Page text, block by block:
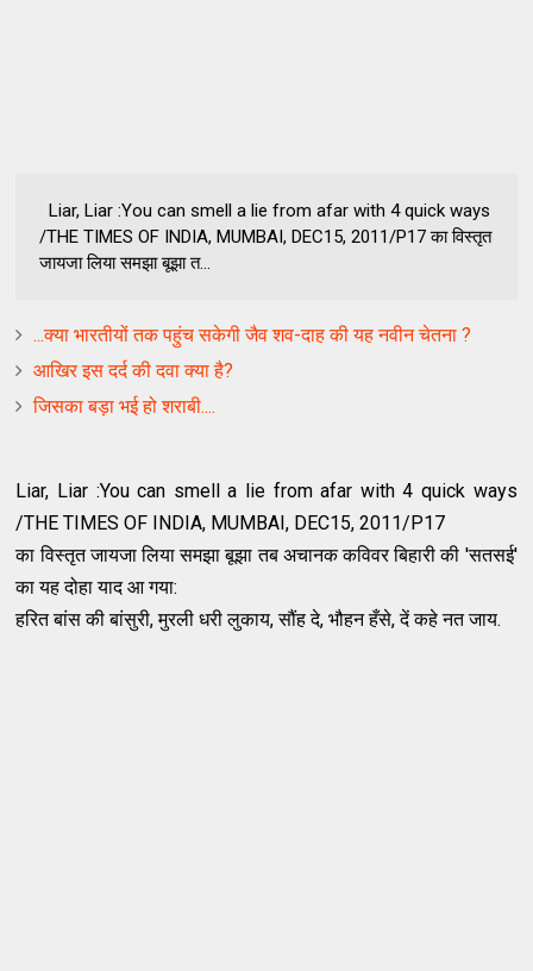
Liar, Liar :You can smell a lie from afar with 4 quick ways
/THE TIMES OF INDIA, MUMBAI, DEC15, 2011/P17 का विस्तृत
जायजा लिया समझा बूझा त...
...क्‍या भारतीयों तक पहुंच सकेगी जैव शव-दाह की यह नवीन चेतना ?
आखिर इस दर्द की दवा क्या है?
जिसका बड़ा भई हो शराबी....
Liar, Liar :You can smell a lie from afar with 4 quick ways
/THE TIMES OF INDIA, MUMBAI, DEC15, 2011/P17
का विस्तृत जायजा लिया समझा बूझा तब अचानक कविवर बिहारी की 'सतसई'
का यह दोहा याद आ गया:
हरित बांस की बांसुरी, मुरली धरी लुकाय, सौंह दे, भौहन हँसे, दें कहे नत जाय.